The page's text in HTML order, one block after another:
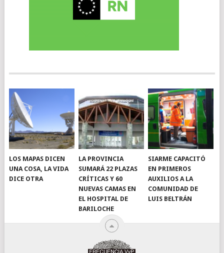
LOS MAPAS DICEN
UNA COSA, LA VIDA
DICE OTRA
LA PROVINCIA
SUMARÁ 22 PLAZAS
CRÍTICAS Y 60
NUEVAS CAMAS EN
EL HOSPITAL DE
BARILOCHE
SIARME CAPACITÓ
EN PRIMEROS
AUXILIOS A LA
COMUNIDAD DE
LUIS BELTRÁN